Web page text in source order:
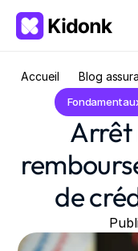
Accueil Blog
Arrêt
de